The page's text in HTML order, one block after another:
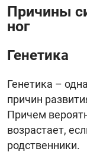
Причины
ног
Генетика
Генетика –
причин
Причем
возрастает,
родственники.